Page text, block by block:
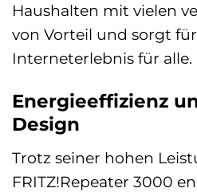
Haushalten mit vielen
von Vorteil und sorgt
Interneterlebnis für alle.
Energieeffizienz
Design
Trotz seiner hohen
FRITZ!Repeater 3000